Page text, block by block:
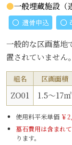
一般埋蔵施設（
遺骨申込
一般的な区画墓地
置されていません
組名 区画面積
ZO01 1.5～17㎡
使用料平米単価 ￥
墓石費用は含まれて
ります。